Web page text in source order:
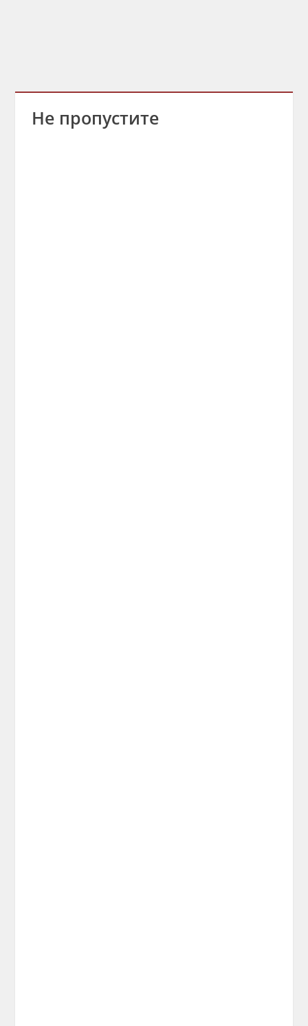
Не пропустите